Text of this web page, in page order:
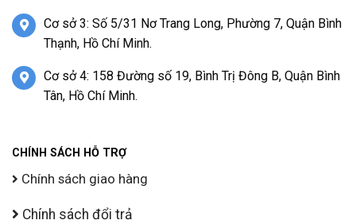
Cơ sở 3: Số 5/31 Nơ Trang Long, Phường 7, Quận Bình
Thạnh, Hồ Chí Minh.
Cơ sở 4: 158 Đường số 19, Bình Trị Đông B, Quận Bình
Tân, Hồ Chí Minh.
CHÍNH SÁCH HỖ TRỢ
Chính sách giao hàng
Chính sách đổi trả